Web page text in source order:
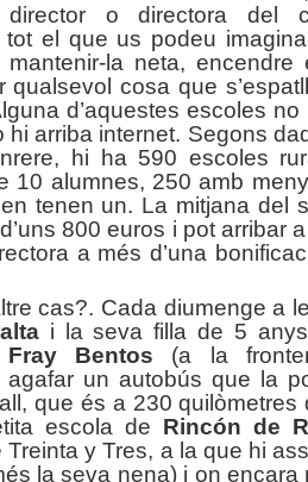
o directora del
tot el que us podeu
mantenir-la neta,
qualsevol cosa que
d’aquestes escoles no
hi arriba internet. Segons
hi ha 590 escoles
10 alumnes, 250 amb
tenen un. La mitjana del
800 euros i pot arribar
a més d’una
cas?. Cada diumenge a
i la seva filla de 5
Fray Bentos (a la
agafar un autobús que la
que és a 230 quilòmetres
escola de Rincón de
y Tres, a la que hi
la seva nena) i on encara